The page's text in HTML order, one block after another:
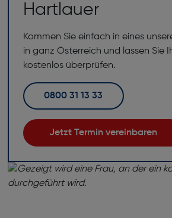
Hartlauer
Kommen Sie einfach in eines
in ganz Österreich und lassen Sie
kostenlos überprüfen.
0800 31 13 33
Jetzt Termin vereinbaren